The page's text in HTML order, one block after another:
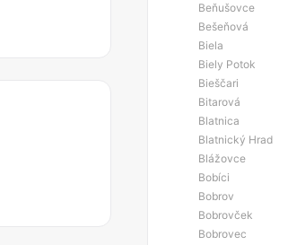
Beňušovce
Bešeňová
Biela
Biely Potok
Bieščari
Bitarová
Blatnica
Blatnický Hrad
Blážovce
Bobíci
Bobrov
Bobrovček
Bobrovec